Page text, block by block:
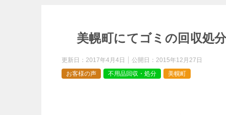
美幌町にてゴミの回収処
更新日： 2017年4月4日 公開日： 2015年12月27日
お客様の声
不用品回収・処分 美幌町